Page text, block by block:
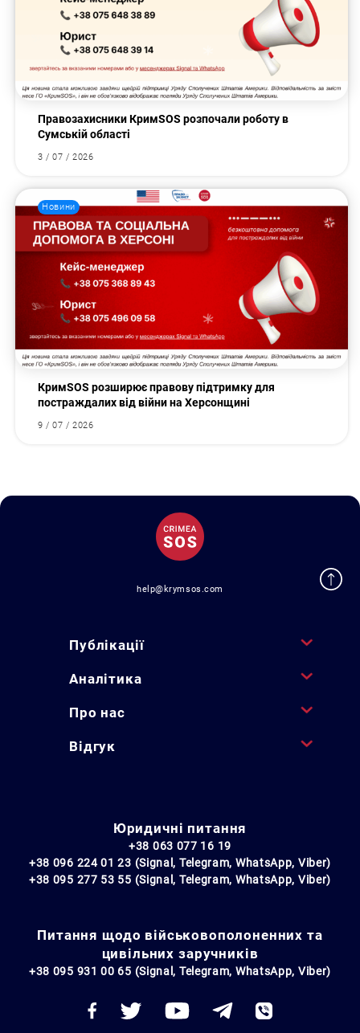
Правозахисники КримSOS розпочали роботу в
Сумській області
3 / 07 / 2026
Новини
КримSOS розширює правову підтримку для
постраждалих від війни на Херсонщині
9 / 07 / 2026
help@krymsos.com
Публікації
Аналітика
Про нас
Відгук
Юридичні питання
+38 063 077 16 19
+38 096 224 01 23 (Signal, Telegram, WhatsApp, Viber)
+38 095 277 53 55 (Signal, Telegram, WhatsApp, Viber)
Питання щодо військовополоненних та
цивільних заручників
+38 095 931 00 65 (Signal, Telegram, WhatsApp, Viber)